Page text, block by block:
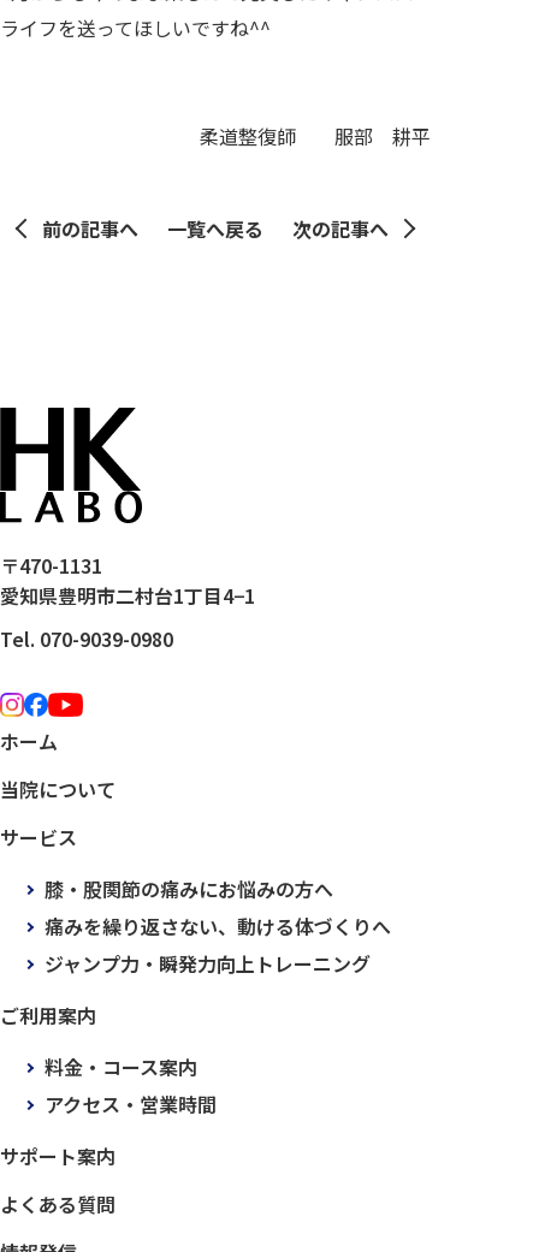
ライフを送ってほしいですね^^
柔道整復師 服部 耕平
前の記事へ 一覧へ戻る 次の記事へ
〒470-1131
愛知県豊明市二村台1丁目4−1
Tel. 070-9039-0980
ホーム
当院について
サービス
膝・股関節の痛みにお悩みの方へ
痛みを繰り返さない、動ける体づくりへ
ジャンプ力・瞬発力向上トレーニング
ご利用案内
料金・コース案内
アクセス・営業時間
サポート案内
よくある質問